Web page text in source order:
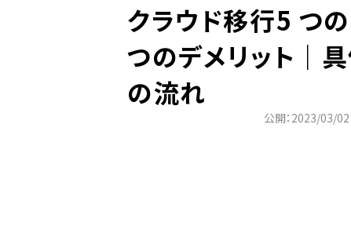
クラウド移行5 つ
つのデメリット｜
の流れ
公開：2023/03/02